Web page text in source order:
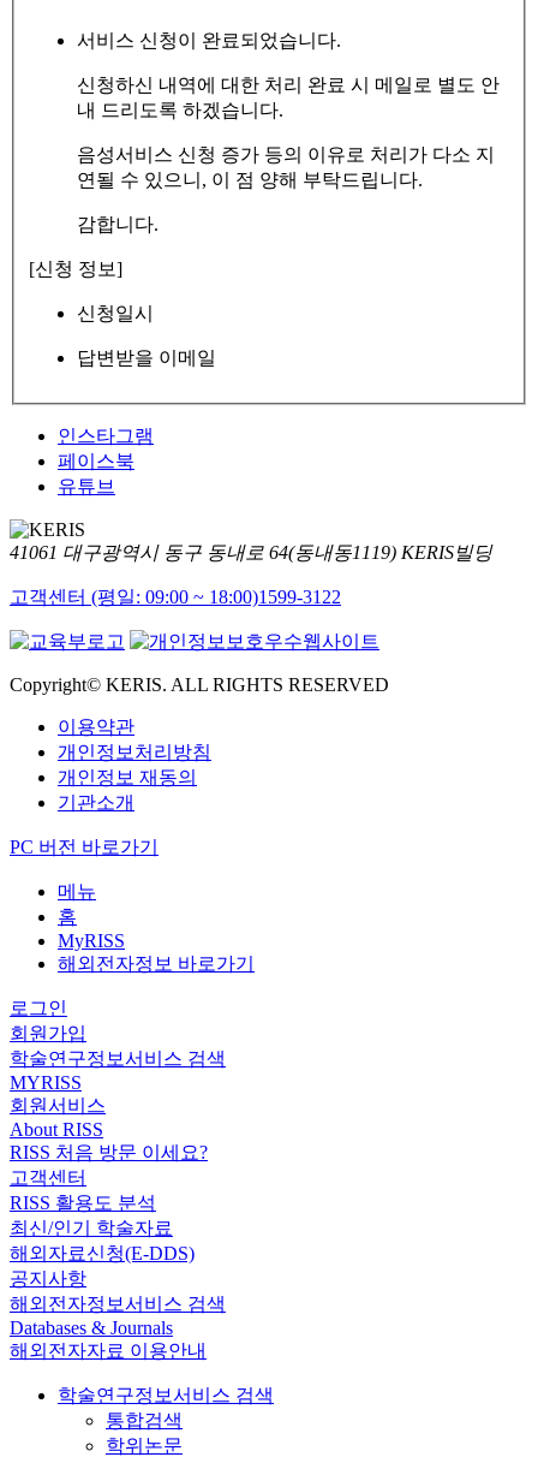
서비스 신청이 완료되었습니다.
신청하신 내역에 대한 처리 완료 시 메일로 별도 안
내 드리도록 하겠습니다.
음성서비스 신청 증가 등의 이유로 처리가 다소 지
연될 수 있으니, 이 점 양해 부탁드립니다.
감합니다.
[신청 정보]
신청일시
답변받을 이메일
인스타그램
페이스북
유튜브
41061 대구광역시 동구 동내로 64(동내동1119) KERIS빌딩
고객센터 (평일: 09:00 ~ 18:00)1599-3122
Copyright© KERIS. ALL RIGHTS RESERVED
이용약관
개인정보처리방침
개인정보 재동의
기관소개
PC 버전 바로가기
메뉴
홈
MyRISS
해외전자정보 바로가기
로그인
회원가입
학술연구정보서비스 검색
MYRISS
회원서비스
About RISS
RISS 처음 방문 이세요?
고객센터
RISS 활용도 분석
최신/인기 학술자료
해외자료신청(E-DDS)
공지사항
해외전자정보서비스 검색
Databases & Journals
해외전자자료 이용안내
학술연구정보서비스 검색
통합검색
학위논문